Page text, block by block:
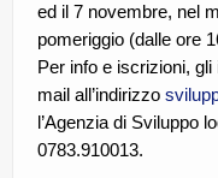
ed il 7 novembre, nel
pomeriggio (dalle ore
Per info e iscrizioni,
mail all’indirizzo
l’Agenzia di Sviluppo
0783.910013.